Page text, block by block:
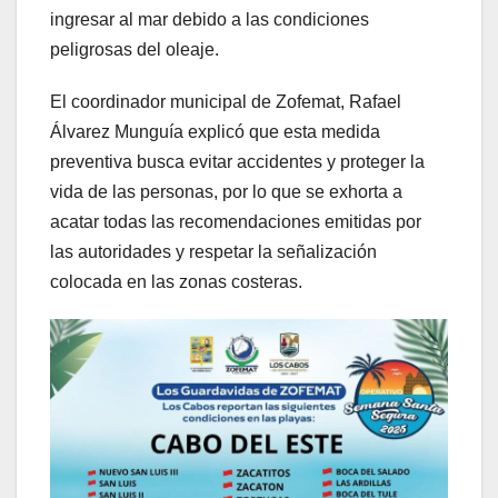
ingresar al mar debido a las condiciones
peligrosas del oleaje.
El coordinador municipal de Zofemat, Rafael
Álvarez Munguía explicó que esta medida
preventiva busca evitar accidentes y proteger la
vida de las personas, por lo que se exhorta a
acatar todas las recomendaciones emitidas por
las autoridades y respetar la señalización
colocada en las zonas costeras.